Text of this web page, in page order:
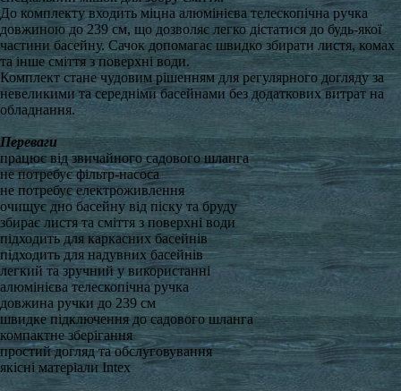
До комплекту входить міцна алюмінієва телескопічна ручка
довжиною до 239 см, що дозволяє легко дістатися до будь-якої
частини басейну. Сачок допомагає швидко збирати листя, комах
та інше сміття з поверхні води.
Комплект стане чудовим рішенням для регулярного догляду за
невеликими та середніми басейнами без додаткових витрат на
обладнання.
Переваги
працює від звичайного садового шланга
не потребує фільтр-насоса
не потребує електроживлення
очищує дно басейну від піску та бруду
збирає листя та сміття з поверхні води
підходить для каркасних басейнів
підходить для надувних басейнів
легкий та зручний у використанні
алюмінієва телескопічна ручка
довжина ручки до 239 см
швидке підключення до садового шланга
компактне зберігання
простий догляд та обслуговування
якісні матеріали Intex